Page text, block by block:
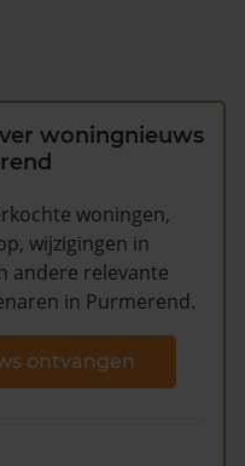
woningnieuws
woningen,
wijzigingen in
andere relevante
in Purmerend.
ontvangen